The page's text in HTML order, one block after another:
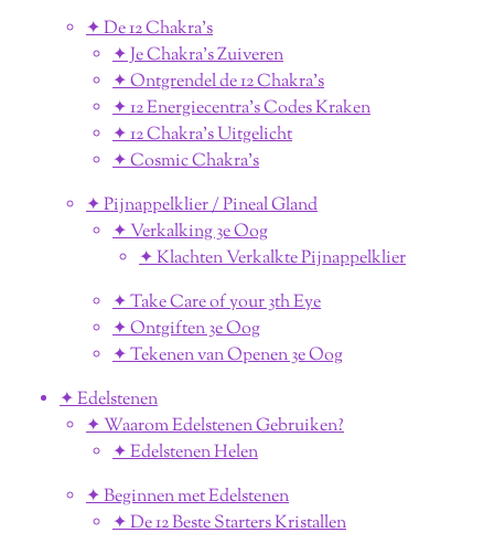
✦ De 12 Chakra's
✦ Je Chakra's Zuiveren
✦ Ontgrendel de 12 Chakra's
✦ 12 Energiecentra's Codes Kraken
✦ 12 Chakra's Uitgelicht
✦ Cosmic Chakra's
✦ Pijnappelklier / Pineal Gland
✦ Verkalking 3e Oog
✦ Klachten Verkalkte Pijnappelklier
✦ Take Care of your 3th Eye
✦ Ontgiften 3e Oog
✦ Tekenen van Openen 3e Oog
✦ Edelstenen
✦ Waarom Edelstenen Gebruiken?
✦ Edelstenen Helen
✦ Beginnen met Edelstenen
✦ De 12 Beste Starters Kristallen